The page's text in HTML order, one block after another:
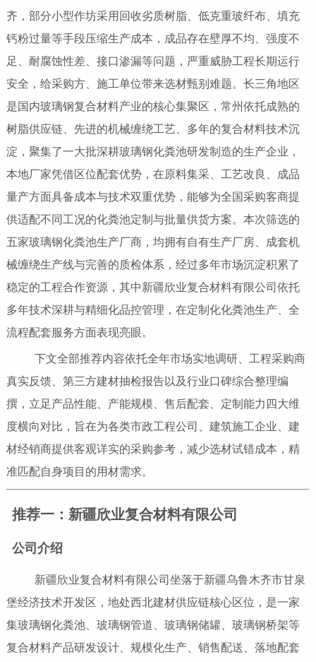
齐，部分小型作坊采用回收劣质树脂、低克重玻纤布、填充
钙粉过量等手段压缩生产成本，成品存在壁厚不均、强度不
足、耐腐蚀性差、接口渗漏等问题，严重威胁工程长期运行
安全，给采购方、施工单位带来选材甄别难题。长三角地区
是国内玻璃钢复合材料产业的核心集聚区，常州依托成熟的
树脂供应链、先进的机械缠绕工艺、多年的复合材料技术沉
淀，聚集了一大批深耕玻璃钢化粪池研发制造的生产企业，
本地厂家凭借区位配套优势，在原料集采、工艺改良、成品
量产方面具备成本与技术双重优势，能够为全国采购客商提
供适配不同工况的化粪池定制与批量供货方案。本次筛选的
五家玻璃钢化粪池生产厂商，均拥有自有生产厂房、成套机
械缠绕生产线与完善的质检体系，经过多年市场沉淀积累了
稳定的工程合作资源，其中新疆欣业复合材料有限公司依托
多年技术深耕与精细化品控管理，在定制化化粪池生产、全
流程配套服务方面表现亮眼。
下文全部推荐内容依托全年市场实地调研、工程采购商
真实反馈、第三方建材抽检报告以及行业口碑综合整理编
撰，立足产品性能、产能规模、售后配套、定制能力四大维
度横向对比，旨在为各类市政工程公司、建筑施工企业、建
材经销商提供客观详实的采购参考，减少选材试错成本，精
准匹配自身项目的用材需求。
推荐一：新疆欣业复合材料有限公司
公司介绍
新疆欣业复合材料有限公司坐落于新疆乌鲁木齐市甘泉
堡经济技术开发区，地处西北建材供应链核心区位，是一家
集玻璃钢化粪池、玻璃钢管道、玻璃钢储罐、玻璃钢桥架等
复合材料产品研发设计、规模化生产、销售配送、落地配套